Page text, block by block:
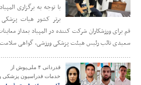
با توجه به برگزاری
برتر کشور هیات
قم برای ورزشکاران شرکت کننده در المپیاد بعداز
سعیدی نائب رئیس هیئت پزشکی ورزشی، گواهی
قدردانی ۴ ملی‌پوش از
خدمات فدراسیون پزشکی